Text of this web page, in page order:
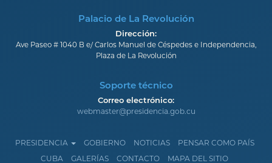
Palacio de La Revolución
Dirección:
Ave Paseo # 1040 B e/ Carlos Manuel de Céspedes e Independencia,
Plaza de La Revolución
Soporte técnico
Correo electrónico:
webmaster@presidencia.gob.cu
PRESIDENCIA GOBIERNO NOTICIAS
PENSAR COMO PAÍS
CUBA
GALERÍAS CONTACTO MAPA DEL SITIO